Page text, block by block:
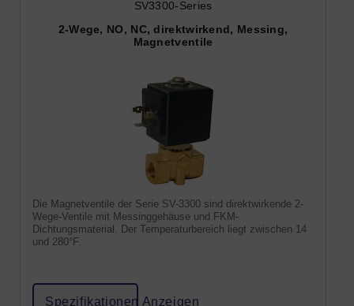
SV3300-Series
2-Wege, NO, NC, direktwirkend, Messing,
Magnetventile
Die Magnetventile der Serie SV-3300 sind direktwirkende 2-
Wege-Ventile mit Messinggehäuse und FKM-
Dichtungsmaterial. Der Temperaturbereich liegt zwischen 14
und 280°F.
Spezifikationen Anzeigen